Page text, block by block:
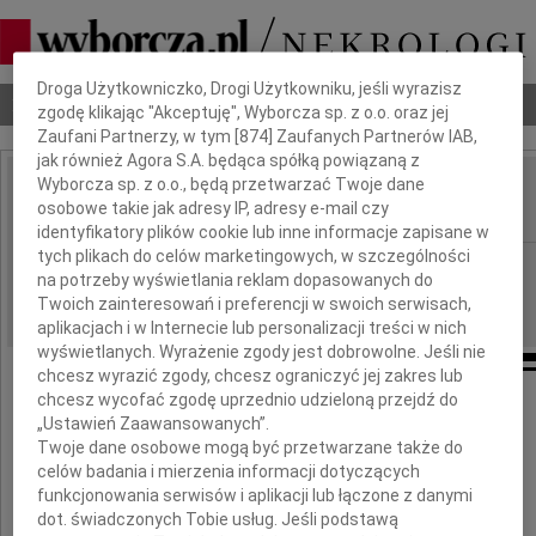
Nekrologi Odeszli Poradnik pogrzebowy
IMIĘ I NAZWISKO: Jan Krycki
REGION: cała Polska
DATA EMISJI: 05.01.2017
W dniu 27 grudnia 2016 roku zmarł
prof. Jan Krycki
Dbamy o Twoją prywatność
Droga Użytkowniczko, Drogi Użytkowniku, jeśli wyrazisz
zgodę klikając "Akceptuję", Wyborcza sp. z o.o. oraz jej
Zaufani Partnerzy, w tym [874 ] Zaufanych Partnerów IAB,
jak również Agora S.A. będąca spółką powiązaną z
Wyborcza sp. z o.o., będą przetwarzać Twoje dane
osobowe takie jak adresy IP, adresy e-mail czy
identyfikatory plików cookie lub inne informacje zapisane w
tych plikach do celów marketingowych, w szczególności
na potrzeby wyświetlania reklam dopasowanych do
Twoich zainteresowań i preferencji w swoich serwisach,
aplikacjach i w Internecie lub personalizacji treści w nich
wyświetlanych. Wyrażenie zgody jest dobrowolne. Jeśli nie
chcesz wyrazić zgody, chcesz ograniczyć jej zakres lub
chcesz wycofać zgodę uprzednio udzieloną przejdź do
„Ustawień Zaawansowanych”.
Twoje dane osobowe mogą być przetwarzane także do
celów badania i mierzenia informacji dotyczących
funkcjonowania serwisów i aplikacji lub łączone z danymi
dot. świadczonych Tobie usług. Jeśli podstawą